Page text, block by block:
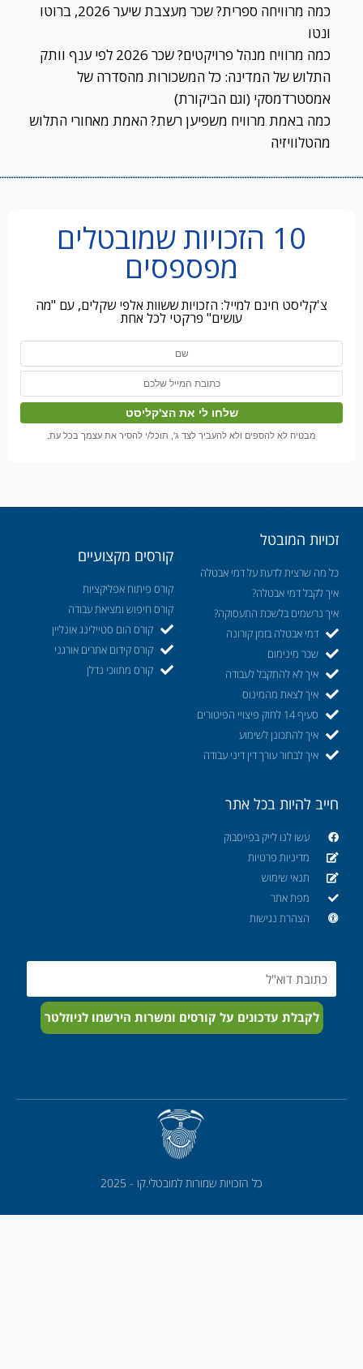
כמה מרוויחה ספרית? שכר מעצבת שיער 2026, ברוטו
ונטו
כמה מרוויח מנהל פרויקטים? שכר 2026 לפי ענף וותק
התלוש של המדינה: כל המשכורות מהסדרה של
אמסטרדמסקי (וגם הביקורת)
כמה באמת מרוויח משפיען רשת? האמת מאחורי התלוש
מהטלוויזיה
10 הזכויות שמובטלים
מפספסים
צ'קליסט חינם למייל: הזכויות ששוות אלפי שקלים, עם "מה
עושים" פרקטי לכל אחת
מבטיח לא להספים ולא להעביר לצד ג', תוכל/י להסיר את עצמך בכל עת.
זכויות המובטל
כל מה שרצית לדעת על דמי אבטלה
איך לקבל דמי אבטלה?
איך נרשמים בלשכת התעסוקה?
דמי אבטלה בזמן קורונה
שכר מינימום
איך לא להתקבל לעבודה
איך לצאת מהמינוס
סעיף 14 לחוק פיצויי הפיטורים
איך להתכונן לשימוע
איך לבחור עורך דין דיני עבודה
קורסים מקצועיים
קורס פיתוח אפליקציות
קורס חיפוש ומציאת עבודה
קורס הום סטיילינג אונליין
קורס קידום אתרים אורגני
קורס מתווכי נדלן
חייב להיות בכל אתר
עשו לנו לייק בפייסבוק
מדיניות פרטיות
תנאי שימוש
מפת אתר
הצהרת נגישות
Email
לקבלת עדכונים על קורסים ומשרות הירשמו לניוזלטר
כל הזכויות שמורות למובטלי.קו - 2025